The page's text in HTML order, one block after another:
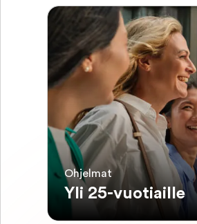
Ohjelmat
Yli 25-vuotiaille